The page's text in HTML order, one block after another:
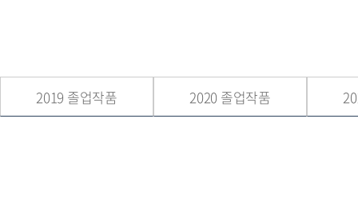
2019 졸업작품 2020 졸업작품